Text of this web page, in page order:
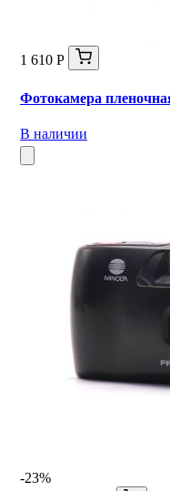
1 610 Р
Фотокамера
В наличии
-23%